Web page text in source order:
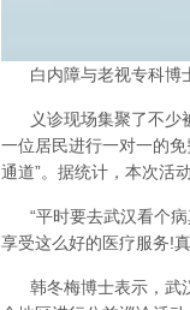
白内障与老视专科博
义诊现场集聚了不
一位居民进行一对一的
通道”。据统计，本次活
“平时要去武汉看个
享受这么好的医疗服务!
韩冬梅博士表示，武